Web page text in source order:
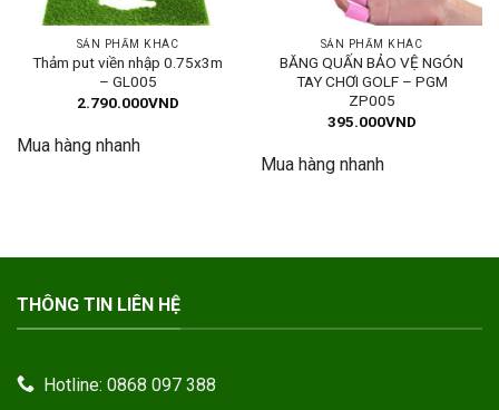
SẢN PHẨM KHÁC
Thảm put viền nhập 0.75x3m
– GL005
2.790.000VND
Mua hàng nhanh
SẢN PHẨM KHÁC
BĂNG QUẤN BẢO VỆ NGÓN
TAY CHƠI GOLF – PGM
ZP005
395.000VND
Mua hàng nhanh
THÔNG TIN LIÊN HỆ
Hotline: 0868 097 388